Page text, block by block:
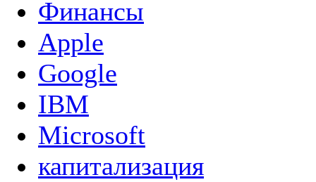
Финансы
Apple
Google
IBM
Microsoft
капитализация